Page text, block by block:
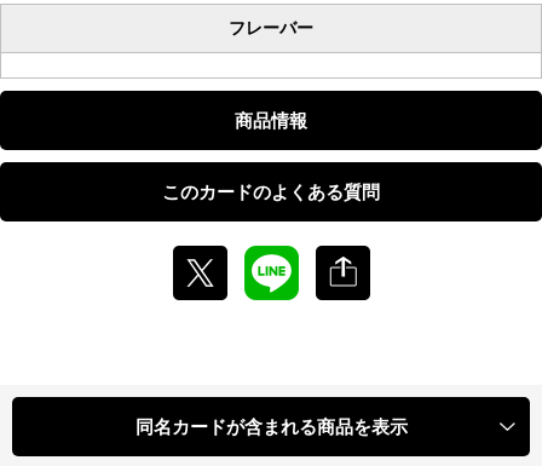
フレーバー
商品情報
このカードのよくある質問
同名カードが含まれる商品を表示